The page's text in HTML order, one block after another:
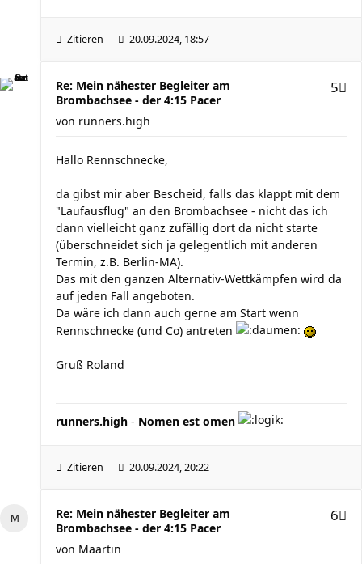
Zitieren 20.09.2024, 18:57
Re: Mein nähester Begleiter am
Brombachsee - der 4:15 Pacer
5
von runners.high
Hallo Rennschnecke,
da gibst mir aber Bescheid, falls das klappt mit dem
"Laufausflug" an den Brombachsee - nicht das ich
dann vielleicht ganz zufällig dort da nicht starte
(überschneidet sich ja gelegentlich mit anderen
Termin, z.B. Berlin-MA).
Das mit den ganzen Alternativ-Wettkämpfen wird da
auf jeden Fall angeboten.
Da wäre ich dann auch gerne am Start wenn
Rennschnecke (und Co) antreten
Gruß Roland
runners.high - Nomen est omen
Zitieren 20.09.2024, 20:22
Re: Mein nähester Begleiter am
Brombachsee - der 4:15 Pacer
6
von Maartin